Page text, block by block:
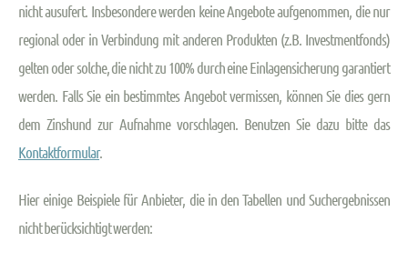
nicht ausufert. Insbesondere werden keine Angebote aufgenommen, die nur
regional oder in Verbindung mit anderen Produkten (z.B. Investmentfonds)
gelten oder solche, die nicht zu 100% durch eine Einlagensicherung garantiert
werden. Falls Sie ein bestimmtes Angebot vermissen, können Sie dies gern
dem Zinshund zur Aufnahme vorschlagen. Benutzen Sie dazu bitte das
Kontaktformular.
Hier einige Beispiele für Anbieter, die in den Tabellen und Suchergebnissen
nicht berücksichtigt werden: